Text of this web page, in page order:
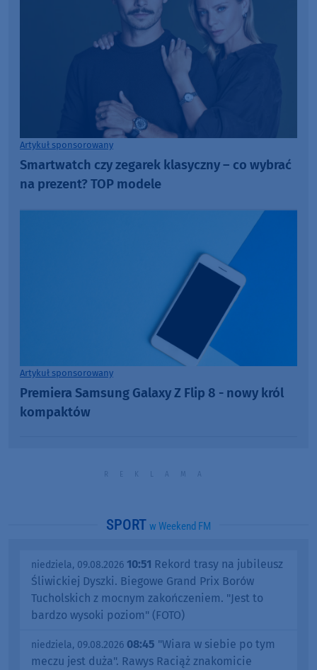
Artykuł sponsorowany
Smartwatch czy zegarek klasyczny – co wybrać
na prezent? TOP modele
Artykuł sponsorowany
Premiera Samsung Galaxy Z Flip 8 - nowy król
kompaktów
SPORT w Weekend FM
niedziela, 09.08.2026 10:51 Rekord trasy na jubileusz
Śliwickiej Dyszki. Biegowe Grand Prix Borów
Tucholskich z mocnym zakończeniem. "Jest to
bardzo wysoki poziom" (FOTO)
niedziela, 09.08.2026 08:45 "Wiara w siebie po tym
meczu jest duża". Rawys Raciąż znakomicie